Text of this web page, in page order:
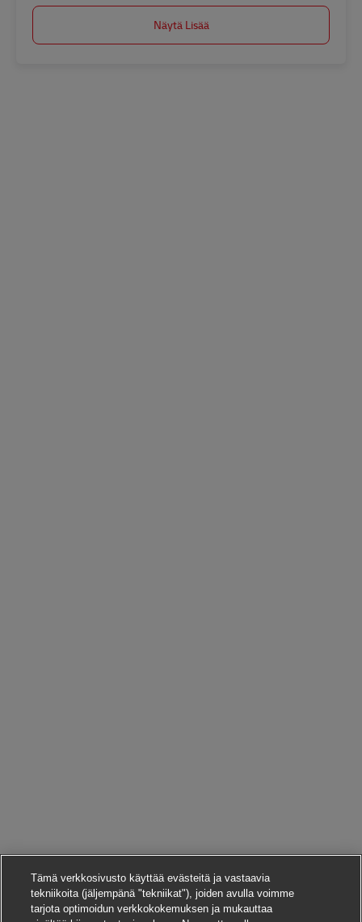
Näytä Lisää
Tämä verkkosivusto käyttää evästeitä ja vastaavia
tekniikoita (jäljempänä "tekniikat"), joiden avulla voimme
tarjota optimoidun verkkokokemuksen ja mukauttaa